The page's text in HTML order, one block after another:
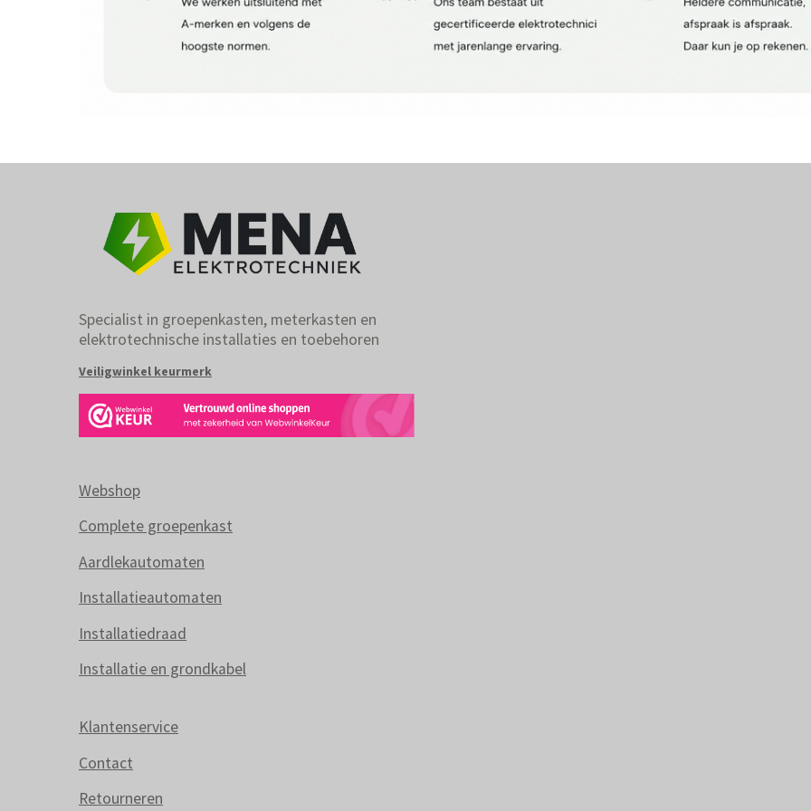
Specialist in groepenkasten, meterkasten en
elektrotechnische installaties en toebehoren
Veiligwinkel keurmerk
Webshop
Complete groepenkast
Aardlekautomaten
Installatieautomaten
Installatiedraad
Installatie en grondkabel
Klantenservice
Contact
Retourneren